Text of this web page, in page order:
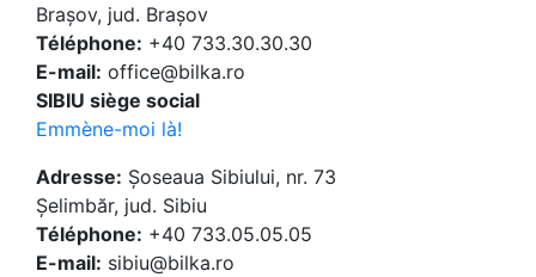
Brașov, jud. Brașov
Téléphone: +40 733.30.30.30
E-mail: office@bilka.ro
SIBIU siège social
Emmène-moi là!
Adresse: Șoseaua Sibiului, nr. 73
Șelimbăr, jud. Sibiu
Téléphone: +40 733.05.05.05
E-mail: sibiu@bilka.ro